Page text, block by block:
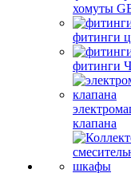
хомуты
фитинги
фитинги
клапана